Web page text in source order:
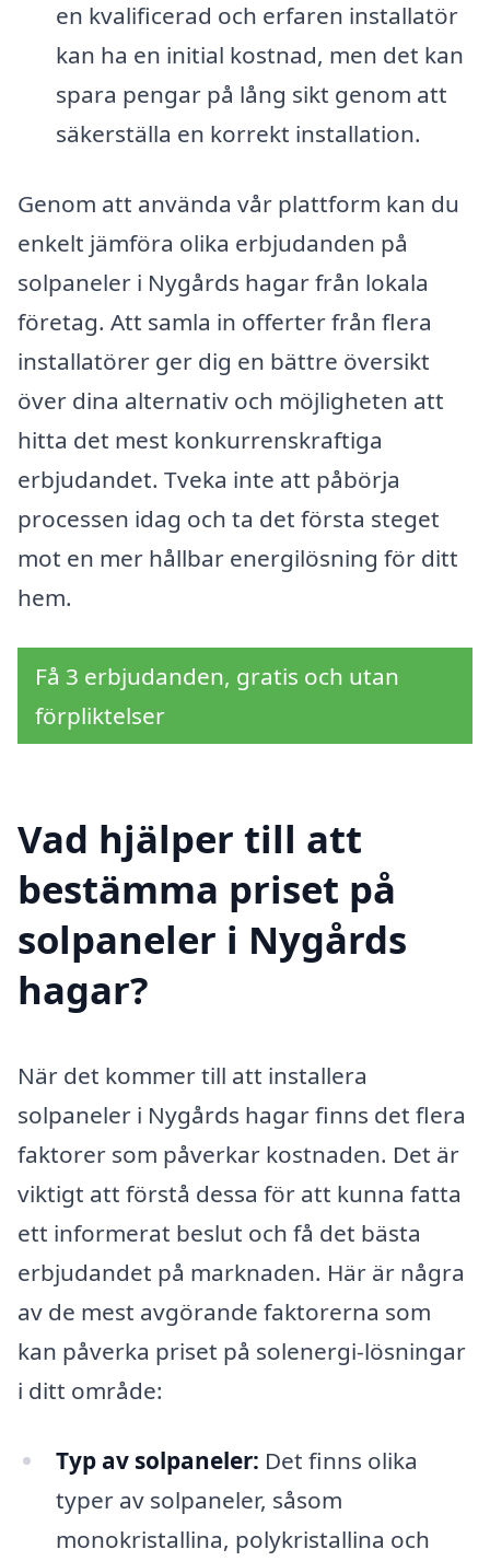
en kvalificerad och erfaren installatör
kan ha en initial kostnad, men det kan
spara pengar på lång sikt genom att
säkerställa en korrekt installation.
Genom att använda vår plattform kan du
enkelt jämföra olika erbjudanden på
solpaneler i Nygårds hagar från lokala
företag. Att samla in offerter från flera
installatörer ger dig en bättre översikt
över dina alternativ och möjligheten att
hitta det mest konkurrenskraftiga
erbjudandet. Tveka inte att påbörja
processen idag och ta det första steget
mot en mer hållbar energilösning för ditt
hem.
Få 3 erbjudanden, gratis och utan
förpliktelser
Vad hjälper till att
bestämma priset på
solpaneler i Nygårds
hagar?
När det kommer till att installera
solpaneler i Nygårds hagar finns det flera
faktorer som påverkar kostnaden. Det är
viktigt att förstå dessa för att kunna fatta
ett informerat beslut och få det bästa
erbjudandet på marknaden. Här är några
av de mest avgörande faktorerna som
kan påverka priset på solenergi-lösningar
i ditt område:
Typ av solpaneler: Det finns olika
typer av solpaneler, såsom
monokristallina, polykristallina och